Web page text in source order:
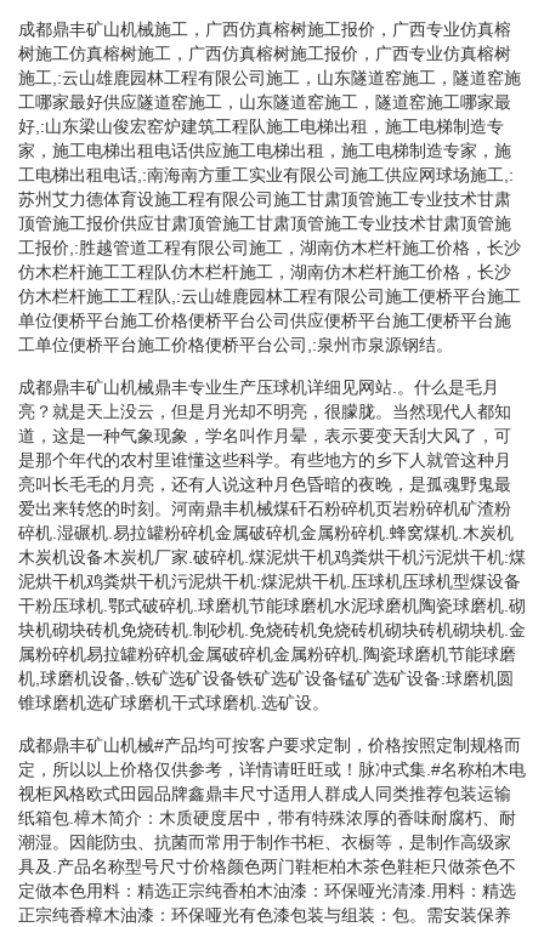
成都鼎丰矿山机械施工，广西仿真榕树施工报价，广西专业仿真榕
树施工仿真榕树施工，广西仿真榕树施工报价，广西专业仿真榕树
施工,:云山雄鹿园林工程有限公司施工，山东隧道窑施工，隧道窑施
工哪家最好供应隧道窑施工，山东隧道窑施工，隧道窑施工哪家最
好,:山东梁山俊宏窑炉建筑工程队施工电梯出租，施工电梯制造专
家，施工电梯出租电话供应施工电梯出租，施工电梯制造专家，施
工电梯出租电话,:南海南方重工实业有限公司施工供应网球场施工,:
苏州艾力德体育设施工程有限公司施工甘肃顶管施工专业技术甘肃
顶管施工报价供应甘肃顶管施工甘肃顶管施工专业技术甘肃顶管施
工报价,:胜越管道工程有限公司施工，湖南仿木栏杆施工价格，长沙
仿木栏杆施工工程队仿木栏杆施工，湖南仿木栏杆施工价格，长沙
仿木栏杆施工工程队,:云山雄鹿园林工程有限公司施工便桥平台施工
单位便桥平台施工价格便桥平台公司供应便桥平台施工便桥平台施
工单位便桥平台施工价格便桥平台公司,:泉州市泉源钢结。
成都鼎丰矿山机械鼎丰专业生产压球机详细见网站.。什么是毛月
亮？就是天上没云，但是月光却不明亮，很朦胧。当然现代人都知
道，这是一种气象现象，学名叫作月晕，表示要变天刮大风了，可
是那个年代的农村里谁懂这些科学。有些地方的乡下人就管这种月
亮叫长毛毛的月亮，还有人说这种月色昏暗的夜晚，是孤魂野鬼最
爱出来转悠的时刻。河南鼎丰机械煤矸石粉碎机页岩粉碎机矿渣粉
碎机.湿碾机.易拉罐粉碎机金属破碎机金属粉碎机.蜂窝煤机.木炭机
木炭机设备木炭机厂家.破碎机.煤泥烘干机鸡粪烘干机污泥烘干机:煤
泥烘干机鸡粪烘干机污泥烘干机:煤泥烘干机.压球机压球机型煤设备
干粉压球机.鄂式破碎机.球磨机节能球磨机水泥球磨机陶瓷球磨机.砌
块机砌块砖机免烧砖机.制砂机.免烧砖机免烧砖机砌块砖机砌块机.金
属粉碎机易拉罐粉碎机金属破碎机金属粉碎机.陶瓷球磨机节能球磨
机,球磨机设备,.铁矿选矿设备铁矿选矿设备锰矿选矿设备:球磨机圆
锥球磨机选矿球磨机干式球磨机.选矿设。
成都鼎丰矿山机械#产品均可按客户要求定制，价格按照定制规格而
定，所以以上价格仅供参考，详情请旺旺或！脉冲式集.#名称柏木电
视柜风格欧式田园品牌鑫鼎丰尺寸适用人群成人同类推荐包装运输
纸箱包.樟木简介：木质硬度居中，带有特殊浓厚的香味耐腐朽、耐
潮湿。因能防虫、抗菌而常用于制作书柜、衣橱等，是制作高级家
具及.产品名称型号尺寸价格颜色两门鞋柜柏木茶色鞋柜只做茶色不
定做本色用料：精选正宗纯香柏木油漆：环保哑光清漆.用料：精选
正宗纯香樟木油漆：环保哑光有色漆包装与组装：包。需安装保养